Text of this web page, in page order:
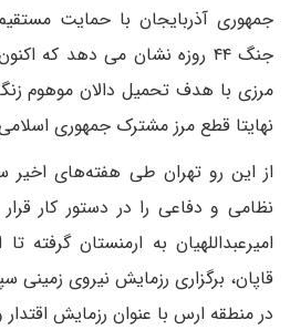
جمهوری آذربایجان با حمایت
جنگ ۴۴ روزه نشان می دهد که
مرزی با هدف تحمیل دالان موهوم
نهایتا قطع مرز مشترک جمهوری
از این رو تهران طی هفته‌های اخیر
نظامی و دفاعی را در دستور کار
امیرعبداللهیان به ارمنستان گرفته
قاپان، برگزاری رزمایش نیروی زمینی
در منطقه ارس با عنوان رزمایش اقتدار